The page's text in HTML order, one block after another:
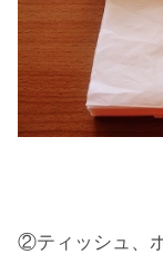
②ティッシュ、